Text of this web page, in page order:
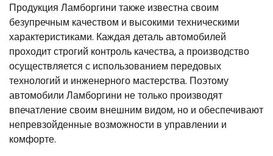
Продукция Ламборгини также известна своим
безупречным качеством и высокими техническими
характеристиками. Каждая деталь автомобилей
проходит строгий контроль качества, а производство
осуществляется с использованием передовых
технологий и инженерного мастерства. Поэтому
автомобили Ламборгини не только производят
впечатление своим внешним видом, но и обеспечивают
непревзойденные возможности в управлении и
комфорте.